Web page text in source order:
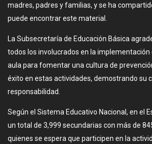
madres, padres y familias, y se ha
puede encontrar este material.
La Subsecretaría de Educación Básica
todos los involucrados en la implementación
aula para fomentar una cultura de
éxito en estas actividades, demostrando su
responsabilidad.
Según el Sistema Educativo Nacional, en el
un total de 3,999 secundarias con más de
quienes se espera que participen en la